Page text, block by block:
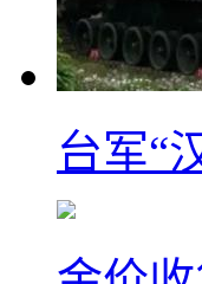
台军“